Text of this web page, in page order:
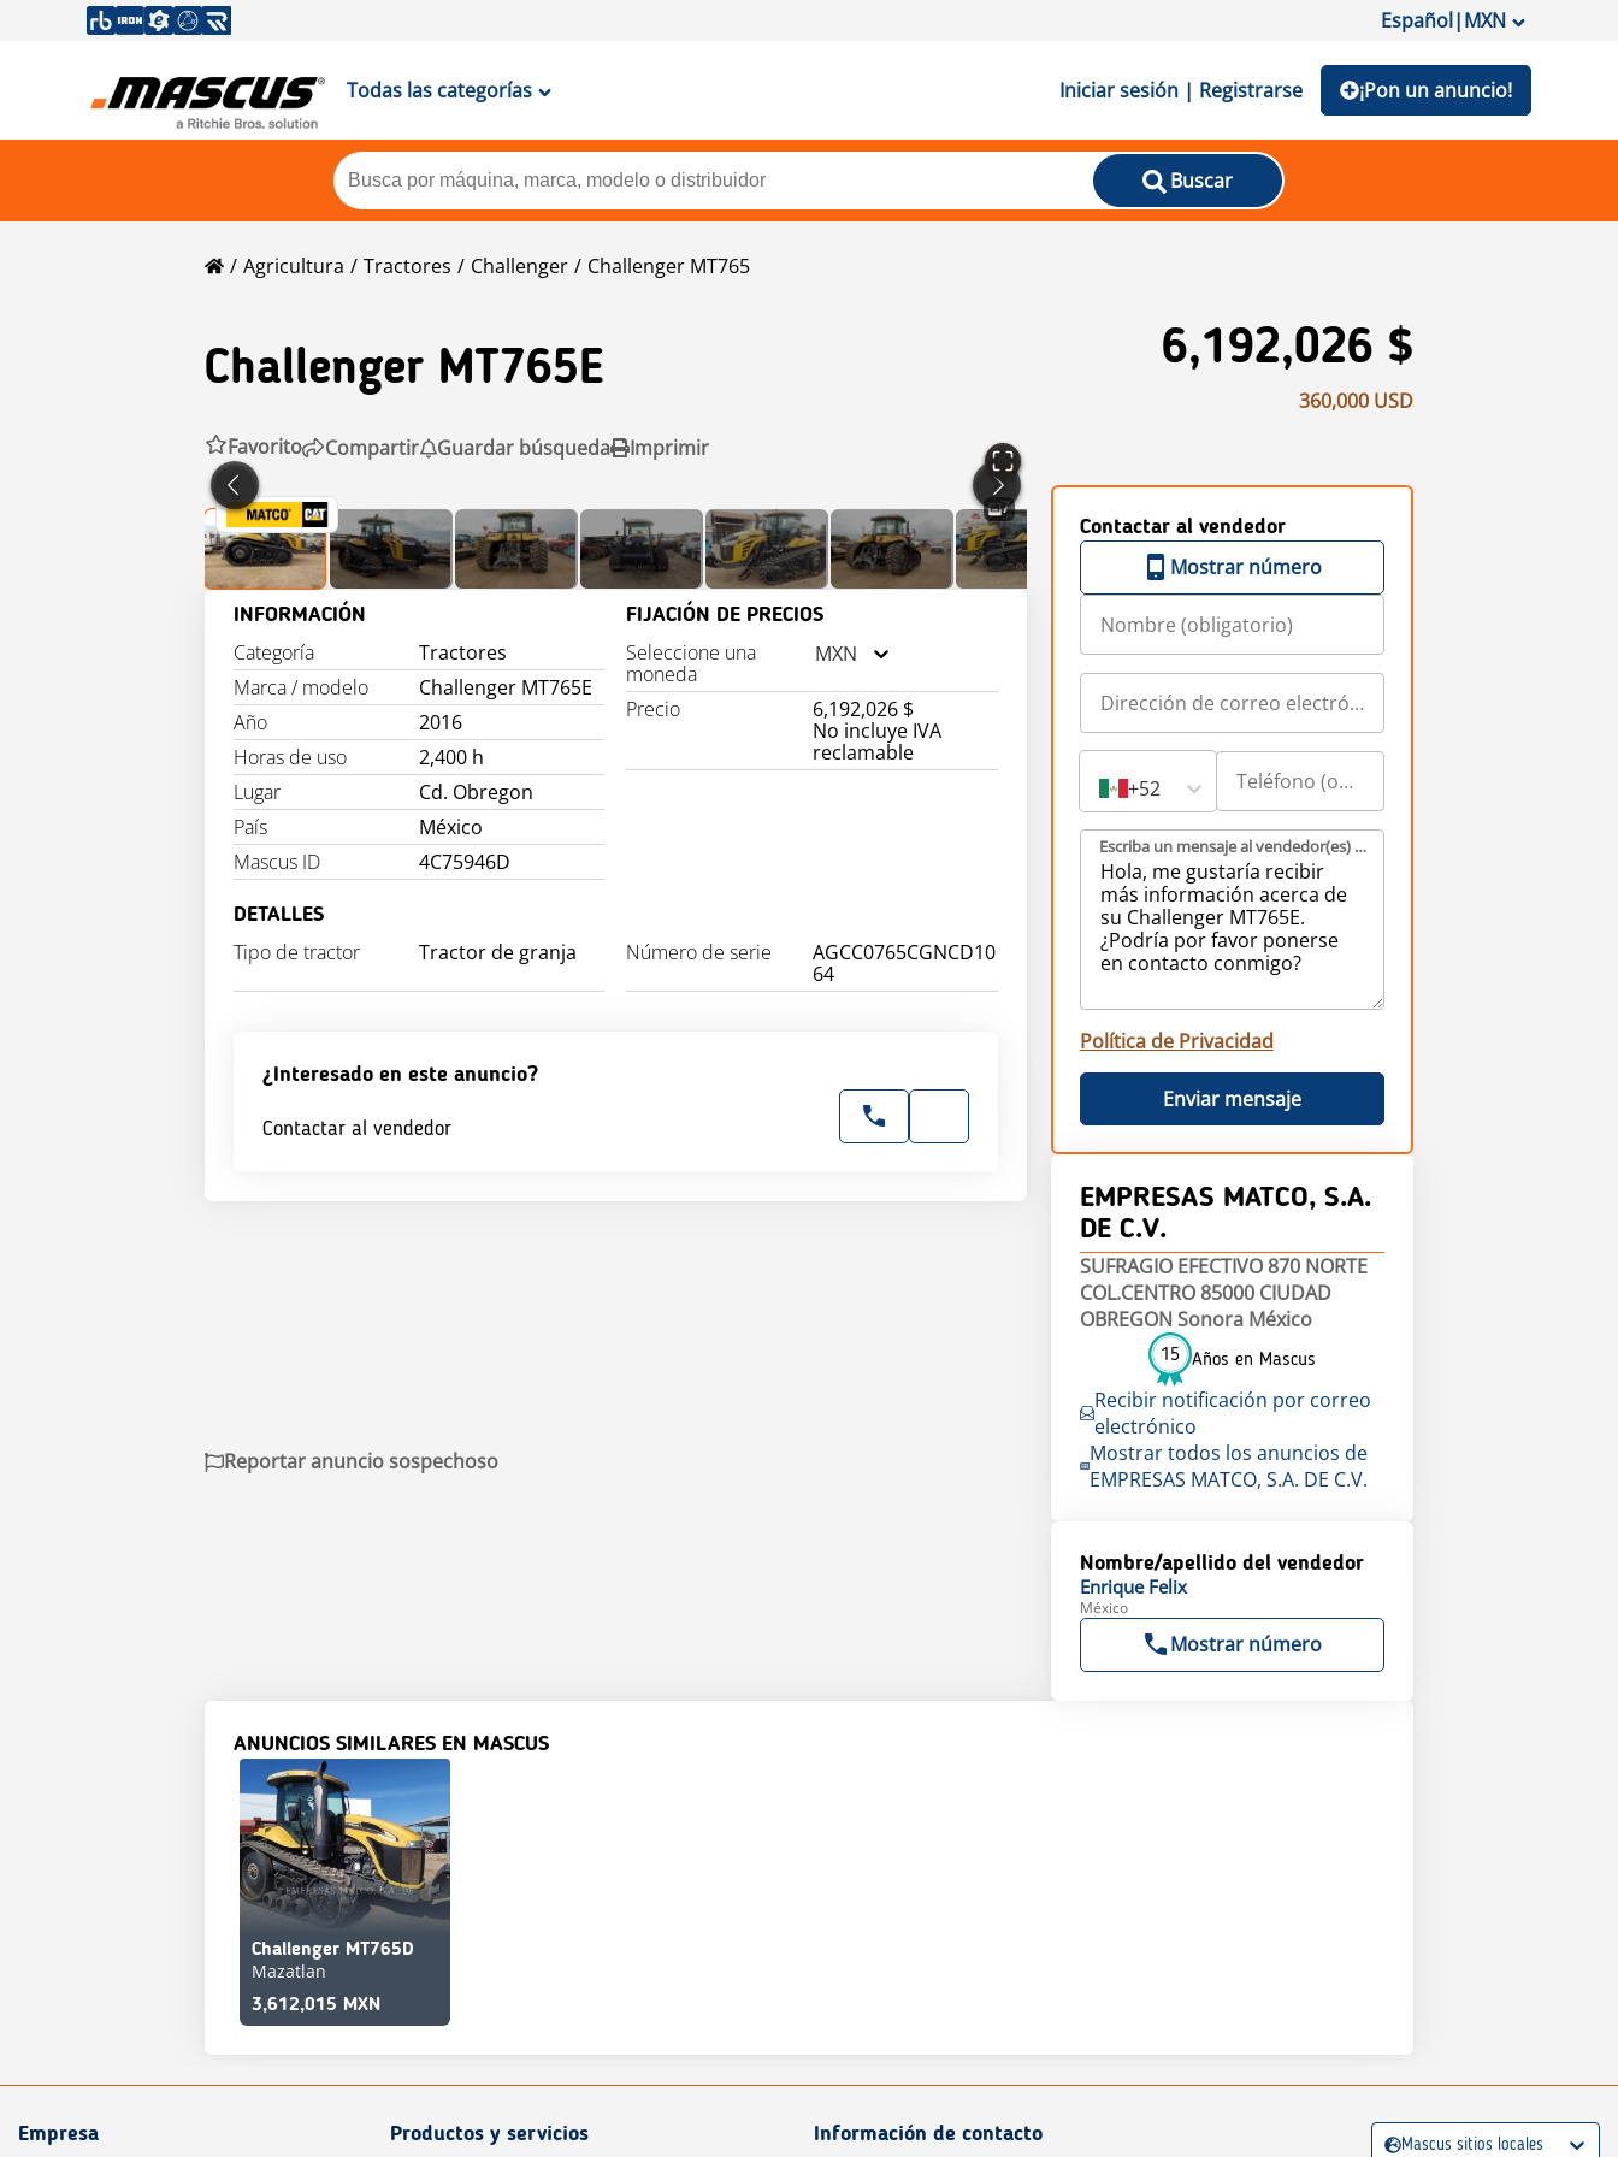
Español|MXN
Todas las categorías Iniciar sesión | Registrarse ¡Pon un anuncio!
Buscar
Agricultura Tractores Challenger Challenger MT765
Challenger MT765E 6,192,026 $
360,000 USD
Favorito
Compartir Guardar búsqueda Imprimir
7
INFORMACIÓN
Categoría
Tractores
Marca / modelo
Challenger MT765E
Año
2016
Horas de uso
2,400 h
Lugar
Cd. Obregon
País
México
Mascus ID
4C75946D
FIJACIÓN DE PRECIOS
Seleccione una
moneda
MXN
Precio
6,192,026 $
No incluye IVA
reclamable
DETALLES
Tipo de tractor Tractor de granja Número de serie
AGCC0765CGNCD10
64
¿Interesado en este anuncio?
Contactar al vendedor
Contactar al vendedor
Mostrar número
+52
Escriba un mensaje al vendedor(es) (obligatorio)
Política de Privacidad
Enviar mensaje
EMPRESAS MATCO, S.A.
DE C.V.
SUFRAGIO EFECTIVO 870 NORTE
COL.CENTRO 85000 CIUDAD
OBREGON Sonora México
15 Años en Mascus
Recibir notificación por correo
electrónico
Mostrar todos los anuncios de
EMPRESAS MATCO, S.A. DE C.V.
Nombre/apellido del vendedor
Enrique Felix
México
Mostrar número
Reportar anuncio sospechoso
ANUNCIOS SIMILARES EN MASCUS
Challenger MT765D
Mazatlan
3,612,015 MXN
Empresa Productos y servicios Información de contacto Mascus sitios locales